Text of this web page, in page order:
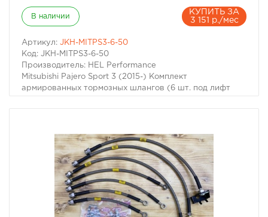
В наличии
КУПИТЬ ЗА
3 151 р./мес
Артикул: JKH-MITPS3-6-50
Код: JKH-MITPS3-6-50
Производитель: HEL Performance
Mitsubishi Pajero Sport 3 (2015-) Комплект
армированных тормозных шлангов (6 шт. под лифт